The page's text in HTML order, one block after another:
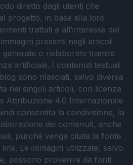
diretto dagli utenti che
progetto, in base alla loro
trattati e all’interesse del
presenti negli articoli
o rielaborate tramite
artificiale. I contenuti testuali
sono rilasciati, salvo diversa
nei singoli articoli, con licenza
Attribuzione 4.0 Internazionale
consentita la condivisione, la
dei contenuti, anche
purché venga citata la fonte
Le immagini utilizzate, salvo
possono provenire da fonti